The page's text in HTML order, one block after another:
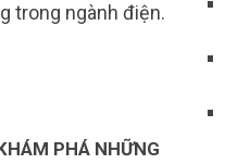
trong ngành điện.
PHÁ NHỮNG